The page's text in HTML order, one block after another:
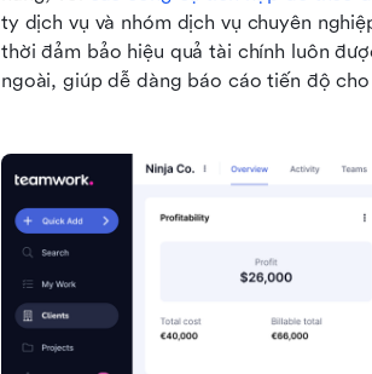
ty dịch vụ và nhóm dịch vụ chuyên
thời đảm bảo hiệu quả tài chính luôn
ngoài, giúp dễ dàng báo cáo tiến độ